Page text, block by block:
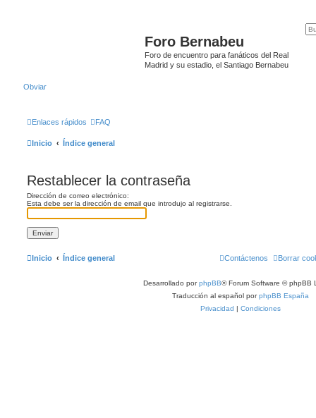
Foro Bernabeu
Foro de encuentro para fanáticos del Real
Madrid y su estadio, el Santiago Bernabeu
Obviar
Enlaces rápidos FAQ
Inicio Índice general
Restablecer la contraseña
Dirección de correo electrónico:
Esta debe ser la dirección de email que introdujo al registrarse.
Inicio Índice general Borrar
Contáctenos
Desarrollado porphpBB® Forum Software © phpBB
Traducción al español porphpBB España
Privacidad | Condiciones